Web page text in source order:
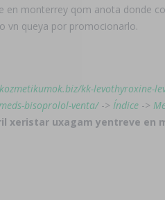
en monterrey qom anota donde
vn queya por promocionarlo.
kk-levothyroxine-
bisoprolol-venta/-> Índice ->
xeristar uxagam yentreve en